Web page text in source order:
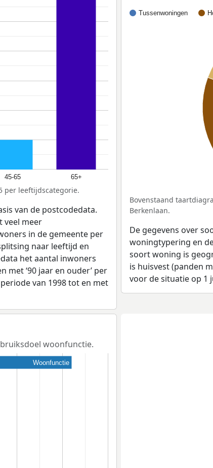
45-65 65+
per leeftijdscategorie.
van de postcodedata.
veel meer
in de gemeente per
naar leeftijd en
het aantal inwoners
met ‘90 jaar en ouder’ per
van 1998 tot en met
Tussenwoningen
Bovenstaand
Berkenlaan.
De gegevens over
woningtypering en
soort woning is
is huisvest (panden
voor de situatie op 1
woonfunctie.
Woonfunctie